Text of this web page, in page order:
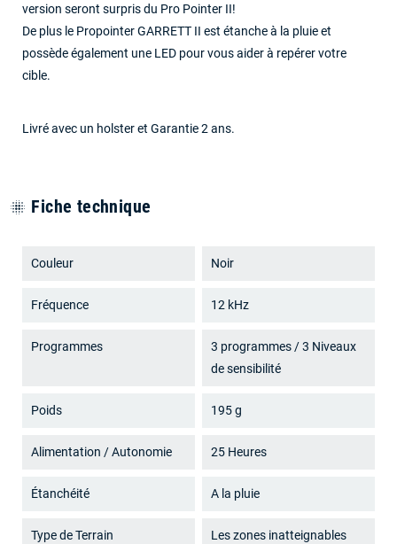
version seront surpris du Pro Pointer II!
De plus le Propointer GARRETT II est étanche à la pluie et
possède également une LED pour vous aider à repérer votre
cible.
Livré avec un holster et Garantie 2 ans.
blur_on Fiche technique
Couleur Noir
Fréquence 12 kHz
Programmes
3 programmes / 3 Niveaux
de sensibilité
Poids 195 g
Alimentation / Autonomie 25 Heures
Étanchéité A la pluie
Type de Terrain
Les zones inatteignables